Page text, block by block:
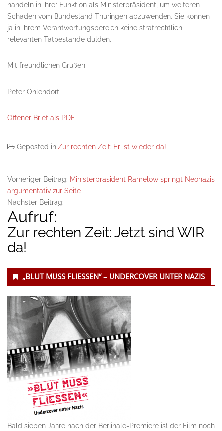
handeln in ihrer Funktion als Ministerpräsident, um weiteren
Schaden vom Bundesland Thüringen abzuwenden. Sie können
ja in ihrem Verantwortungsbereich keine strafrechtlich
relevanten Tatbestände dulden.
Mit freundlichen Grüßen
Peter Ohlendorf
Offener Brief als PDF
Geposted in Zur rechten Zeit: Er ist wieder da!
Vorheriger Beitrag: Ministerpräsident Ramelow springt Neonazis
argumentativ zur Seite
Nächster Beitrag:
Aufruf:
Zur rechten Zeit: Jetzt sind WIR
da!
Untergeordnet
Seitenleiste
„BLUT MUSS FLIESSEN“ – UNDERCOVER UNTER NAZIS
Bald sieben Jahre nach der Berlinale-Premiere ist der Film noch